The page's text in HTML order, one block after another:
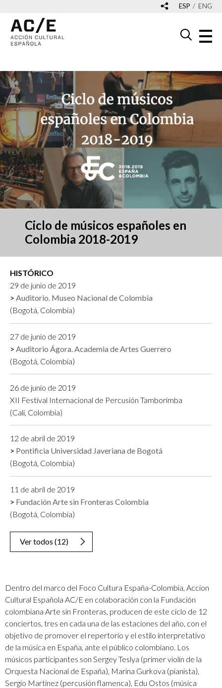
ESP ENG
Ciclo de músicos españoles en
Colombia 2018-2019
HISTÓRICO
29 de junio de 2019
Auditorio. Museo Nacional de Colombia
(Bogotá, Colombia)
27 de junio de 2019
Auditorio Ágora. Academia de Artes Guerrero
(Bogotá, Colombia)
26 de junio de 2019
XII Festival Internacional de Percusión Tamborimba
(Cali, Colombia)
12 de abril de 2019
Pontificia Universidad Javeriana de Bogotá
(Bogotá, Colombia)
11 de abril de 2019
Fundación Arte sin Fronteras Colombia
(Bogotá, Colombia)
Ver todos (12)
Dentro del marco del Foco Cultura España-Colombia, Accion
Cultural Española AC/E en colaboración con la Fundación
colombiana Arte sin Fronteras, producen de este ciclo de 12
conciertos, tres en cada una de las estaciones del año, con el
objetivo de promover el repertorio y el estilo interpretativo
de la música en España, ante el público colombiano. Los
músicos participantes son Sergey Teslya (primer violín de la
Orquesta Nacional de España), Marina Gurkova (pianista),
Sergio Martínez (percusión flamenca), Edu Ostos (música